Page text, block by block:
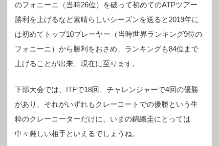
のフォニーニ（当時26位）を破って初めてのATPツアー
勝利を上げるなど素晴らしいシーズンを送ると2019年に
は初めてトップ10プレーヤー（当時世界ランキング9位の
フォニーニ）から勝利をおさめ、ランキングも84位まで
上げることが出来、現在に至ります。
下部大会では、ITFで18回、チャレンジャーで4回の優勝
があり、それがいずれもクレーコートでの優勝という生
粋のクレーコーターだけに、いまの錦織圭にとっては
中々厳しい相手といえるでしょうね。